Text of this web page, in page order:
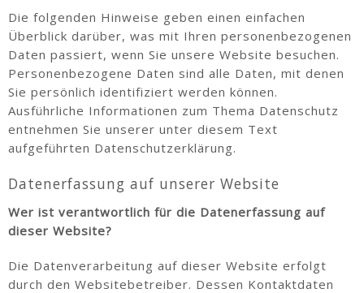
Die folgenden Hinweise geben einen einfachen
Überblick darüber, was mit Ihren personenbezogenen
Daten passiert, wenn Sie unsere Website besuchen.
Personenbezogene Daten sind alle Daten, mit denen
Sie persönlich identifiziert werden können.
Ausführliche Informationen zum Thema Datenschutz
entnehmen Sie unserer unter diesem Text
aufgeführten Datenschutzerklärung.
Datenerfassung auf unserer Website
Wer ist verantwortlich für die Datenerfassung auf
dieser Website?
Die Datenverarbeitung auf dieser Website erfolgt
durch den Websitebetreiber. Dessen Kontaktdaten